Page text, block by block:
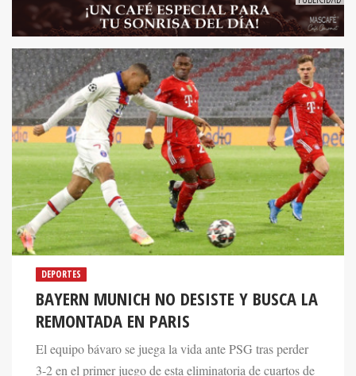
DEPORTES
BAYERN MUNICH NO DESISTE Y BUSCA LA
REMONTADA EN PARIS
El equipo bávaro se juega la vida ante PSG tras perder
3-2 en el primer juego de esta eliminatoria de cuartos de
final en UEFA Champions League.